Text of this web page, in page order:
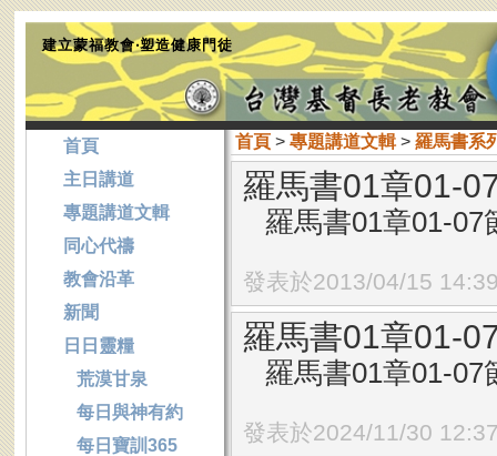
建立蒙福教會‧塑造健康門徒
首頁> 專題講道文輯> 羅馬書系
羅馬書01章01-
羅馬書01章01-
發表於2013/04/15
羅馬書01章01-
羅馬書01章01-
發表於2024/11/30
首頁
主日講道
專題講道文輯
同心代禱
教會沿革
新聞
日日靈糧
荒漠甘泉
每日與神有約
每日寶訓365